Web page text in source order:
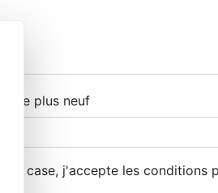
plus neuf
case, j'accepte les conditions